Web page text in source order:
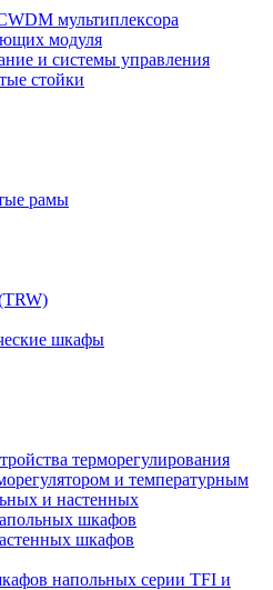
мультиплексора
модуля
и системы управления
стойки
рамы
шкафы
терморегулирования
и температурным
и настенных
шкафов
шкафов
напольных серии TFI и